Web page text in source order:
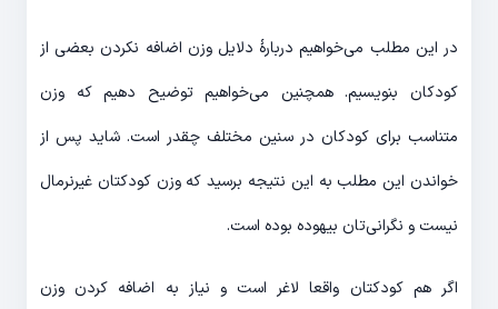
در این مطلب می‌خواهیم دربارۀ دلایل وزن اضافه نکردن بعضی از
کودکان بنویسیم. همچنین می‌خواهیم توضیح دهیم که وزن
متناسب برای کودکان در سنین مختلف چقدر است. شاید پس از
خواندن این مطلب به این نتیجه برسید که وزن کودکتان غیرنرمال
نیست و نگرانی‌تان بیهوده بوده است.
اگر هم کودکتان واقعا لاغر است و نیاز به اضافه کردن وزن